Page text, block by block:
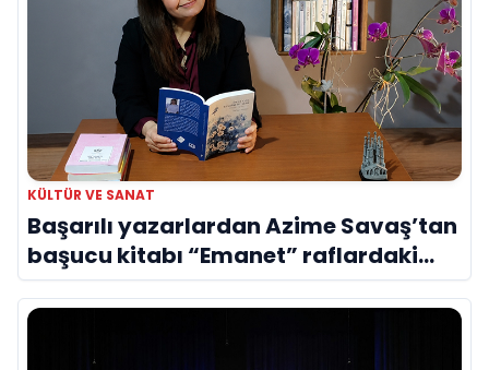
KÜLTÜR VE SANAT
Başarılı yazarlardan Azime Savaş’tan
başucu kitabı “Emanet” raflardaki
yerini aldı